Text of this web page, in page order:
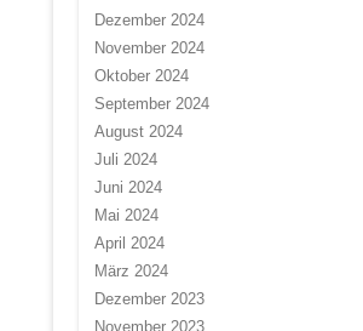
Dezember 2024
November 2024
Oktober 2024
September 2024
August 2024
Juli 2024
Juni 2024
Mai 2024
April 2024
März 2024
Dezember 2023
November 2023